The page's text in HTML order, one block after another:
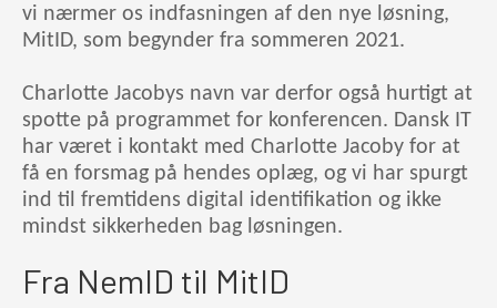
vi nærmer os indfasningen af den nye løsning,
MitID, som begynder fra sommeren 2021.
Charlotte Jacobys navn var derfor også hurtigt at
spotte på programmet for konferencen. Dansk IT
har været i kontakt med Charlotte Jacoby for at
få en forsmag på hendes oplæg, og vi har spurgt
ind til fremtidens digital identifikation og ikke
mindst sikkerheden bag løsningen.
Fra NemID til MitID